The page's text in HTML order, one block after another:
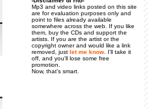
Mp3 and video links posted on this site
are for evaluation purposes only and
point to files already available
somewhere across the web. If you like
them, buy the CDs and support the
artists. If you are the artist or the
copyright owner and would like a link
removed, just let me know . I'll take it
off, and you'll lose some free
promotion.
Now, that's smart.